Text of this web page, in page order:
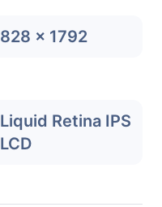
828 x 1792
Liquid Retina IPS
LCD